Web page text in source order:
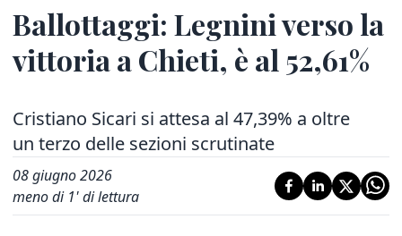
Ballottaggi: Legnini verso la
vittoria a Chieti, è al 52,61%
Cristiano Sicari si attesa al 47,39% a oltre
un terzo delle sezioni scrutinate
08 giugno 2026
meno di 1' di lettura